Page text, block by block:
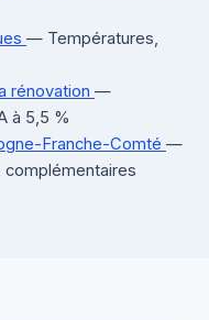
— Températures,
rénovation —
à 5,5 %
Franche-Comté —